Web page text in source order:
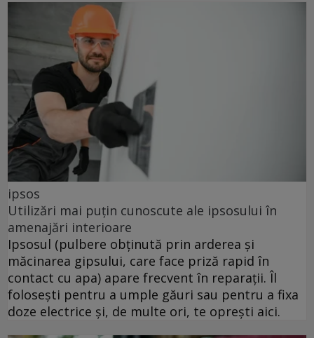
ipsos
Utilizări mai puțin cunoscute ale ipsosului în
amenajări interioare
Ipsosul (pulbere obținută prin arderea și
măcinarea gipsului, care face priză rapid în
contact cu apa) apare frecvent în reparații. Îl
folosești pentru a umple găuri sau pentru a fixa
doze electrice și, de multe ori, te oprești aici.